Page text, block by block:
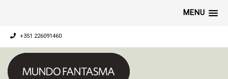
MENU
+351 226091460